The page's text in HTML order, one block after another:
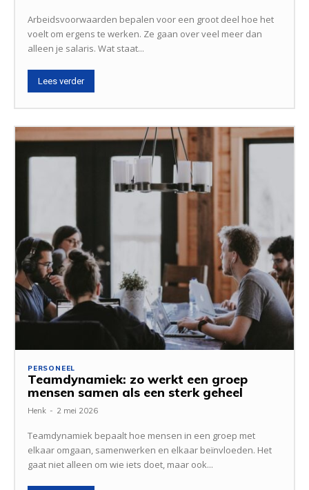
Arbeidsvoorwaarden bepalen voor een groot deel hoe het
voelt om ergens te werken. Ze gaan over veel meer dan
alleen je salaris. Wat staat...
Lees verder
PERSONEEL
Teamdynamiek: zo werkt een groep
mensen samen als een sterk geheel
Henk - 2 mei 2026
Teamdynamiek bepaalt hoe mensen in een groep met
elkaar omgaan, samenwerken en elkaar beïnvloeden. Het
gaat niet alleen om wie iets doet, maar ook...